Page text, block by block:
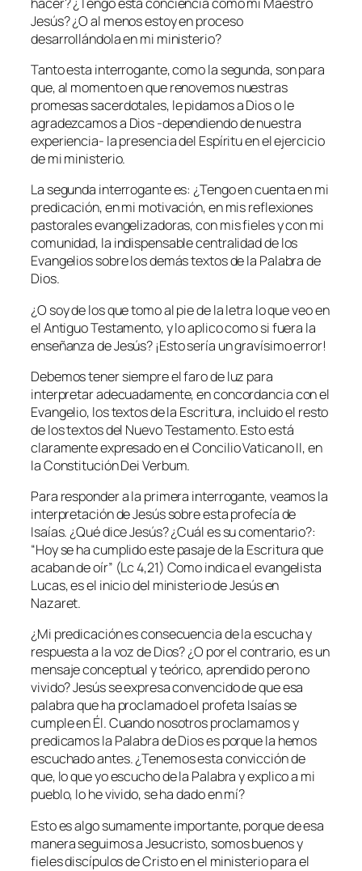
Jesús? ¿O al menos estoy en proceso
desarrollándola en mi ministerio?
Tanto esta interrogante, como la segunda, son para
que, al momento en que renovemos nuestras
promesas sacerdotales, le pidamos a Dios o le
agradezcamos a Dios -dependiendo de nuestra
experiencia- la presencia del Espíritu en el ejercicio
de mi ministerio.
La segunda interrogante es: ¿Tengo en cuenta en mi
predicación, en mi motivación, en mis reflexiones
pastorales evangelizadoras, con mis fieles y con mi
comunidad, la indispensable centralidad de los
Evangelios sobre los demás textos de la Palabra de
Dios.
¿O soy de los que tomo al pie de la letra lo que veo en
el Antiguo Testamento, y lo aplico como si fuera la
enseñanza de Jesús? ¡Esto sería un gravísimo error!
Debemos tener siempre el faro de luz para
interpretar adecuadamente, en concordancia con el
Evangelio, los textos de la Escritura, incluido el resto
de los textos del Nuevo Testamento. Esto está
claramente expresado en el Concilio Vaticano II, en
la ConstituciónDei Verbum.
Para responder a la primera interrogante, veamos la
interpretación de Jesús sobre esta profecía de
Isaías. ¿Qué dice Jesús? ¿Cuál es su comentario?:
“Hoy se ha cumplido este pasaje de la Escritura que
acaban de oír” (Lc 4,21) Como indica el evangelista
Lucas, es el inicio del ministerio de Jesús en
Nazaret.
¿Mi predicación es consecuencia de la escucha y
respuesta a la voz de Dios? ¿O por el contrario, es un
mensaje conceptual y teórico, aprendido pero no
vivido? Jesús se expresa convencido de que esa
palabra que ha proclamado el profeta Isaías se
cumple en Él. Cuando nosotros proclamamos y
predicamos la Palabra de Dios es porque la hemos
escuchado antes. ¿Tenemos esta convicción de
que, lo que yo escucho de la Palabra y explico a mi
pueblo, lo he vivido, se ha dado en mí?
Esto es algo sumamente importante, porque de esa
manera seguimos a Jesucristo, somos buenos y
fieles discípulos de Cristo en el ministerio para el